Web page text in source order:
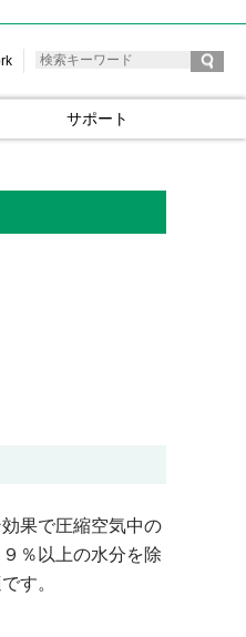
サポート
果で圧縮空気中の
％以上の水分を除
す。